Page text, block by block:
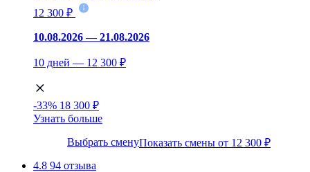
12 300 ₽
10.08.2026 — 21.08.2026
10 дней — 12 300 ₽
-33% 18 300 ₽
Узнать больше
Выбрать сменуПоказать смены от 12 300 ₽
4.8 94 отзыва